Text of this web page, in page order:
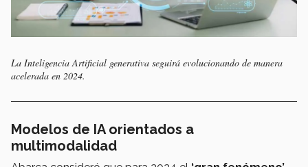
La Inteligencia Artificial generativa seguirá evolucionando de manera
acelerada en 2024.
Modelos de IA orientados a
multimodalidad